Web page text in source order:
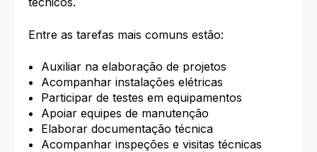
Entre as tarefas mais comuns estão:
Auxiliar na elaboração de projetos
Acompanhar instalações elétricas
Participar de testes em equipamentos
Apoiar equipes de manutenção
Elaborar documentação técnica
Acompanhar inspeções e visitas técnicas